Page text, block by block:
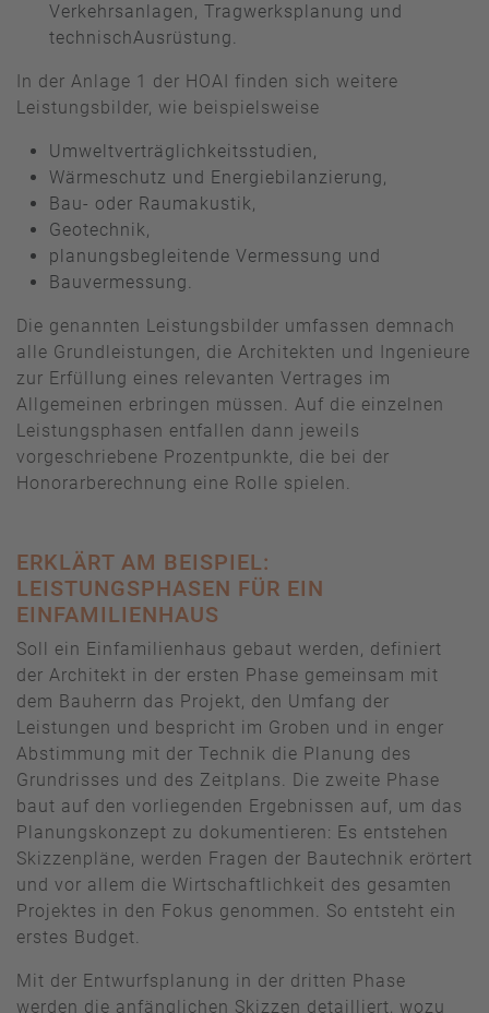
Verkehrsanlagen, Tragwerksplanung und
technischAusrüstung.
In der Anlage 1 der HOAI finden sich weitere
Leistungsbilder, wie beispielsweise
Umweltverträglichkeitsstudien,
Wärmeschutz und Energiebilanzierung,
Bau- oder Raumakustik,
Geotechnik,
planungsbegleitende Vermessung und
Bauvermessung.
Die genannten Leistungsbilder umfassen demnach
alle Grundleistungen, die Architekten und Ingenieure
zur Erfüllung eines relevanten Vertrages im
Allgemeinen erbringen müssen. Auf die einzelnen
Leistungsphasen entfallen dann jeweils
vorgeschriebene Prozentpunkte, die bei der
Honorarberechnung eine Rolle spielen.
ERKLÄRT AM BEISPIEL:
LEISTUNGSPHASEN FÜR EIN
EINFAMILIENHAUS
Soll ein Einfamilienhaus gebaut werden, definiert
der Architekt in der ersten Phase gemeinsam mit
dem Bauherrn das Projekt, den Umfang der
Leistungen und bespricht im Groben und in enger
Abstimmung mit der Technik die Planung des
Grundrisses und des Zeitplans. Die zweite Phase
baut auf den vorliegenden Ergebnissen auf, um das
Planungskonzept zu dokumentieren: Es entstehen
Skizzenpläne, werden Fragen der Bautechnik erörtert
und vor allem die Wirtschaftlichkeit des gesamten
Projektes in den Fokus genommen. So entsteht ein
erstes Budget.
Mit der Entwurfsplanung in der dritten Phase
werden die anfänglichen Skizzen detailliert, wozu